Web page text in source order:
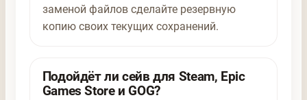
заменой файлов сделайте резервную
копию своих текущих сохранений.
Подойдёт ли сейв для Steam, Epic
Games Store и GOG?